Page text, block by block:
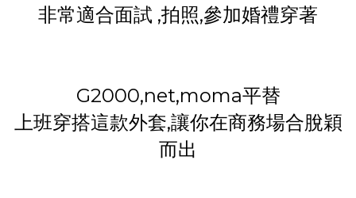
非常適合面試 ,拍照,參加婚禮穿著
G2000,net,moma平替
上班穿搭這款外套,讓你在商務場合脫穎
而出